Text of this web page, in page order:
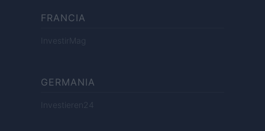
FRANCIA
InvestirMag
GERMANIA
Investieren24